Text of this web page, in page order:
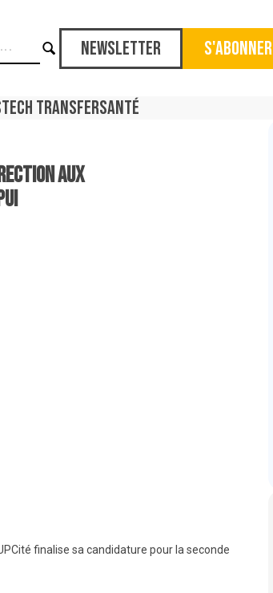
Newsletter S'abonner
Tech TransferSanté
aux
finalise sa candidature pour la seconde